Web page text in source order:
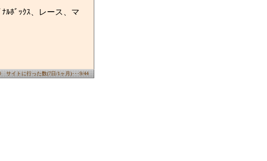
ﾙﾎﾞｯｸｽ、レース、マ
サイトに行った数(7日/1ヶ月)･･･9/44